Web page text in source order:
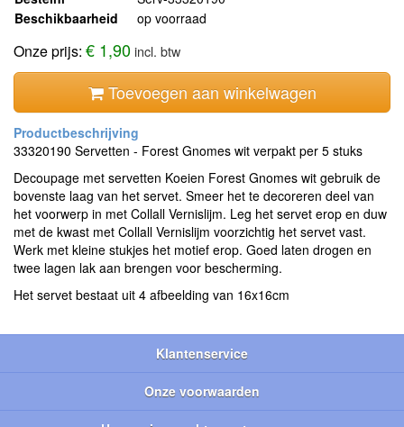
Beschikbaarheid
op voorraad
Onze prijs: € 1,90incl. btw
Toevoegen aan winkelwagen
33320190 Servetten - Forest Gnomes wit verpakt per 5 stuks
Decoupage met servetten Koeien Forest Gnomes wit gebruik de
bovenste laag van het servet. Smeer het te decoreren deel van
het voorwerp in met Collall Vernislijm. Leg het servet erop en duw
met de kwast met Collall Vernislijm voorzichtig het servet vast.
Werk met kleine stukjes het motief erop. Goed laten drogen en
twee lagen lak aan brengen voor bescherming.
Het servet bestaat uit 4 afbeelding van 16x16cm
Klantenservice
Onze voorwaarden